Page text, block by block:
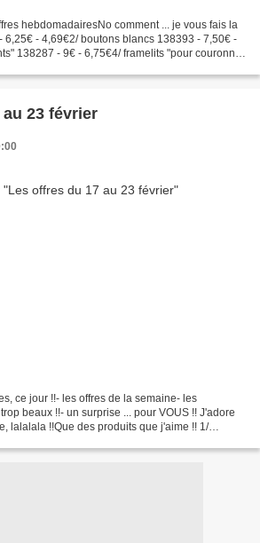
hebdomadairesNo comment ... je vous fais la
6,25€ - 4,69€2/ boutons blancs 138393 - 7,50€ -
138287 - 9€ - 6,75€4/ framelits "pour couronner
23 février
ce jour !!- les offres de la semaine- les
beaux !!- un surprise ... pour VOUS !! J'adore
lalalala !!Que des produits que j'aime !! 1/